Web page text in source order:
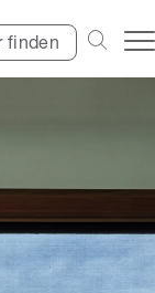
finden